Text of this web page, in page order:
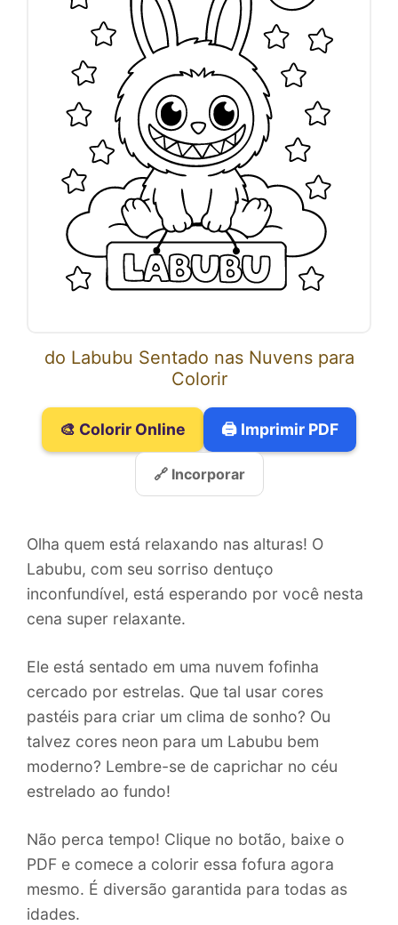
do Labubu Sentado nas Nuvens para
Colorir
🎨 Colorir Online 🖨️ Imprimir PDF
🔗 Incorporar
Olha quem está relaxando nas alturas! O
Labubu, com seu sorriso dentuço
inconfundível, está esperando por você nesta
cena super relaxante.
Ele está sentado em uma nuvem fofinha
cercado por estrelas. Que tal usar cores
pastéis para criar um clima de sonho? Ou
talvez cores neon para um Labubu bem
moderno? Lembre-se de caprichar no céu
estrelado ao fundo!
Não perca tempo! Clique no botão, baixe o
PDF e comece a colorir essa fofura agora
mesmo. É diversão garantida para todas as
idades.